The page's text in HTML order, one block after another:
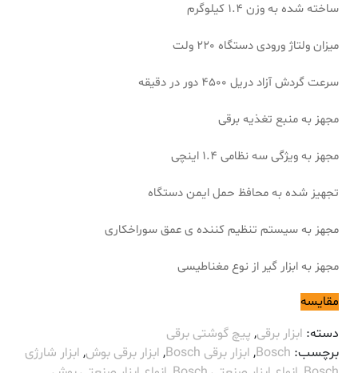
ساخته شده به وزن 1.4 کیلوگرم
میزان ولتاژ ورودی دستگاه 220 ولت
سرعت گردش آزاد دریل 4500 دور در دقیقه
مجهز به منبع تغذیه برقی
مجهز به ویژگی سه نظامی 1.4 اینچی
تجهیز شده به محافظ حمل ایمن دستگاه
مجهز به سیستم تنظیم کننده ی عمق سوراخکاری
مجهز به ابزار گیر از نوع مغناطیسی
مقایسه
دسته: ابزار برقی, پیچ گوشتی برقی
برچسب: Bosch
, ابزار برقی Bosch , ابزار برقی بوش, ابزار شارژی